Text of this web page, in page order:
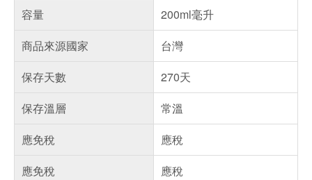
容量
200ml毫升
商品來源國家
台灣
保存天數
270天
保存溫層
常溫
應免稅
應稅
應免稅
應稅